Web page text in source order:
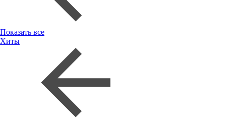
Показать все
Хиты